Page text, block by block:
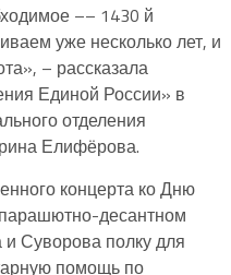
–– 1430 й
уже несколько лет, и
– рассказала
Единой России» в
отделения
Елифёрова.
концерта ко Дню
десантном
Суворова полку для
помощь по